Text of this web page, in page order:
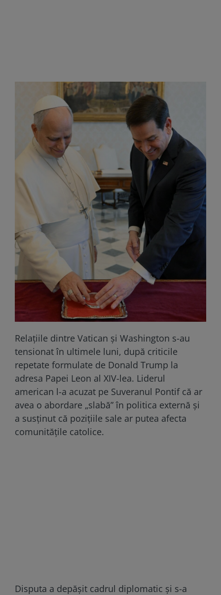
Relațiile dintre Vatican și Washington s-au
tensionat în ultimele luni, după criticile
repetate formulate de Donald Trump la
adresa Papei Leon al XIV-lea. Liderul
american l-a acuzat pe Suveranul Pontif că ar
avea o abordare „slabă” în politica externă și
a susținut că pozițiile sale ar putea afecta
comunitățile catolice.
Disputa a depășit cadrul diplomatic și s-a